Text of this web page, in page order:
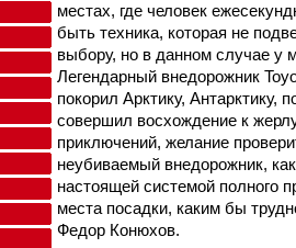
местах, где человек
быть техника, которая не
выбору, но в данном случае у
Легендарный внедорожник
покорил Арктику,
совершил восхождение к
приключений, желание
неубиваемый внедорожник,
настоящей системой полного
места посадки, каким бы
Федор Конюхов.